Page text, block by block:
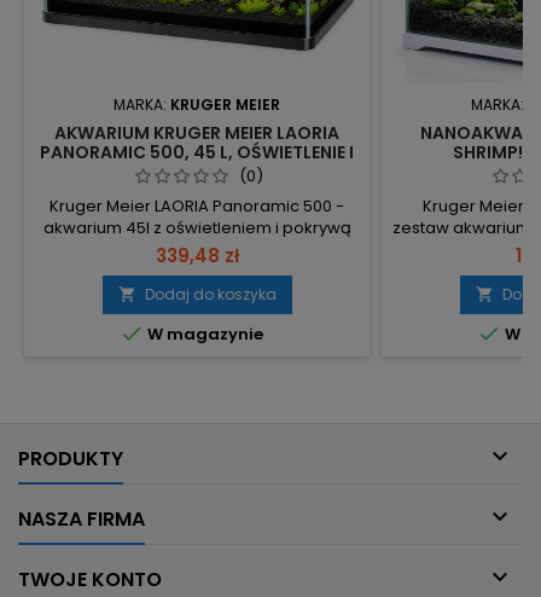
MARKA: KRUGER MEIER
AKWARIUM KRUGER MEIER LAORIA
PANORAMIC 500, 45 L, OŚWIETLENIE I
POKRYWA (0)
Kruger Meier LAORIA Panoramic 500 -
akwarium 45l z oświetleniem i pokrywą
— panoramiczne gięte szkło i kompletne
wyposażenie gotowe do zalania. 45 l –
objętość; wymiary 500×290×385 mm dla
dokładnego dopasowania miejsca. 8W
LED WRGB – 3 tryby (FULL / biało‑niebieski
339,48 zł
 Dodaj do koszyka
 W magazynie
MARKA:
Kruger Meier
zestaw akwarium
filtrem i lampą,
dodatkowych
wymiary
kompaktowe,

 W
PRODUKTY 
NASZA FIRMA 
TWOJE KONTO 